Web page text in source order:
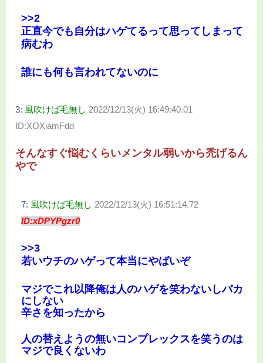
>>2
正直今でも自分はハゲてるって思ってしまって
病むわ
誰にも何も言われてないのに
3: 風吹けば毛無し 2022/12/13(火) 16:49:40.01
ID:XOXiamFdd
そんなすぐ悩むくらいメンタル弱いから禿げるん
やで
7: 風吹けば毛無し 2022/12/13(火) 16:51:14.72
ID:xDPYPgzr0
>>3
若いウチのハゲって本当にやばいぞ
マジでこれ以降俺は人のハゲを笑わないしバカ
にしない
辛さを知ったから
人の替えようの無いコンプレックスを笑うのは
マジで良くないわ